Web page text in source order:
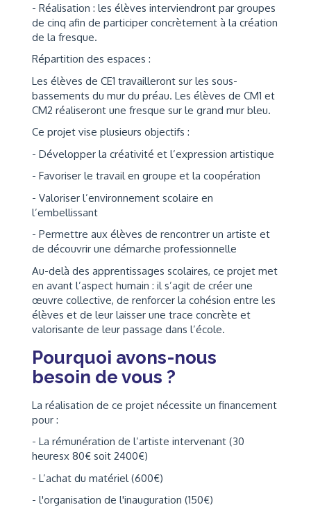
- Réalisation : les élèves interviendront par groupes
de cinq afin de participer concrètement à la création
de la fresque.
Répartition des espaces :
Les élèves de CE1 travailleront sur les sous-
bassements du mur du préau. Les élèves de CM1 et
CM2 réaliseront une fresque sur le grand mur bleu.
Ce projet vise plusieurs objectifs :
- Développer la créativité et l’expression artistique
- Favoriser le travail en groupe et la coopération
- Valoriser l’environnement scolaire en
l’embellissant
- Permettre aux élèves de rencontrer un artiste et
de découvrir une démarche professionnelle
Au-delà des apprentissages scolaires, ce projet met
en avant l’aspect humain : il s’agit de créer une
œuvre collective, de renforcer la cohésion entre les
élèves et de leur laisser une trace concrète et
valorisante de leur passage dans l’école.
Pourquoi avons-nous
besoin de vous ?
La réalisation de ce projet nécessite un financement
pour :
- La rémunération de l’artiste intervenant (30
heuresx 80€ soit 2400€)
- L’achat du matériel (600€)
- l'organisation de l'inauguration (150€)